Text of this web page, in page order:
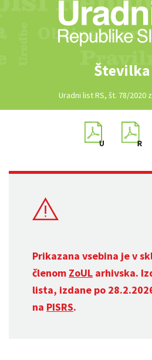
Številka
Uradni list RS, št. 78/2020
Prikazana vsebina je v
členom ZoUL arhivska.
lista, izdane po
na PISRS.